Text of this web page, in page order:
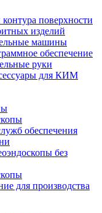
поверхности
изделий
машины
обеспечение
руки
для КИМ
обеспечения
без
для производства